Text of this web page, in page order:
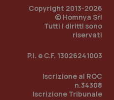
Copyright 2013-2026
© Homnya Srl
Tutti i diritti sono
riservati
P.I. e C.F. 13026241003
Iscrizione al ROC
n.34308
Iscrizione Tribunale